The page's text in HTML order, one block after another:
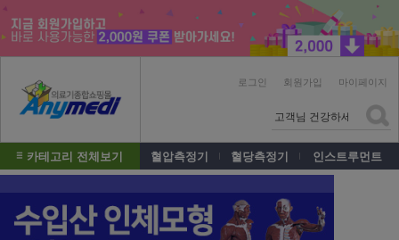
로그인 회원가입 마이페이지
카테고리 전체보기 혈압측정기 혈당측정기 인스트루먼트